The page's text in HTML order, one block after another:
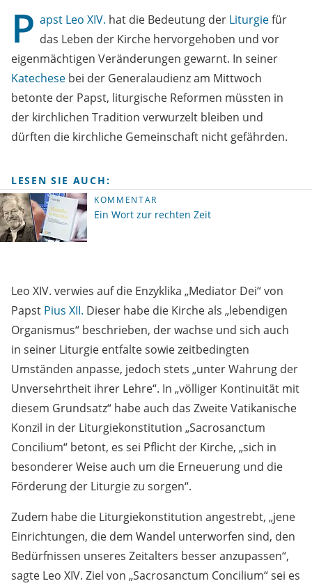
P apst Leo XIV. hat die Bedeutung der Liturgiefür
das Leben der Kirche hervorgehoben und vor
eigenmächtigen Veränderungen gewarnt. In seiner
Katechese bei der Generalaudienz am Mittwoch
betonte der Papst, liturgische Reformen müssten in
der kirchlichen Tradition verwurzelt bleiben und
dürften die kirchliche Gemeinschaft nicht gefährden.
LESEN SIE AUCH:
KOMMENTAR
Ein Wort zur rechten Zeit
Leo XIV. verwies auf die Enzyklika „Mediator Dei“ von
Papst Pius XII. Dieser habe die Kirche als „lebendigen
Organismus“ beschrieben, der wachse und sich auch
in seiner Liturgie entfalte sowie zeitbedingten
Umständen anpasse, jedoch stets „unter Wahrung der
Unversehrtheit ihrer Lehre“. In „völliger Kontinuität mit
diesem Grundsatz“ habe auch das Zweite Vatikanische
Konzil in der Liturgiekonstitution „Sacrosanctum
Concilium“ betont, es sei Pflicht der Kirche, „sich in
besonderer Weise auch um die Erneuerung und die
Förderung der Liturgie zu sorgen“.
Zudem habe die Liturgiekonstitution angestrebt, „jene
Einrichtungen, die dem Wandel unterworfen sind, den
Bedürfnissen unseres Zeitalters besser anzupassen“,
sagte Leo XIV. Ziel von „Sacrosanctum Concilium“ sei es